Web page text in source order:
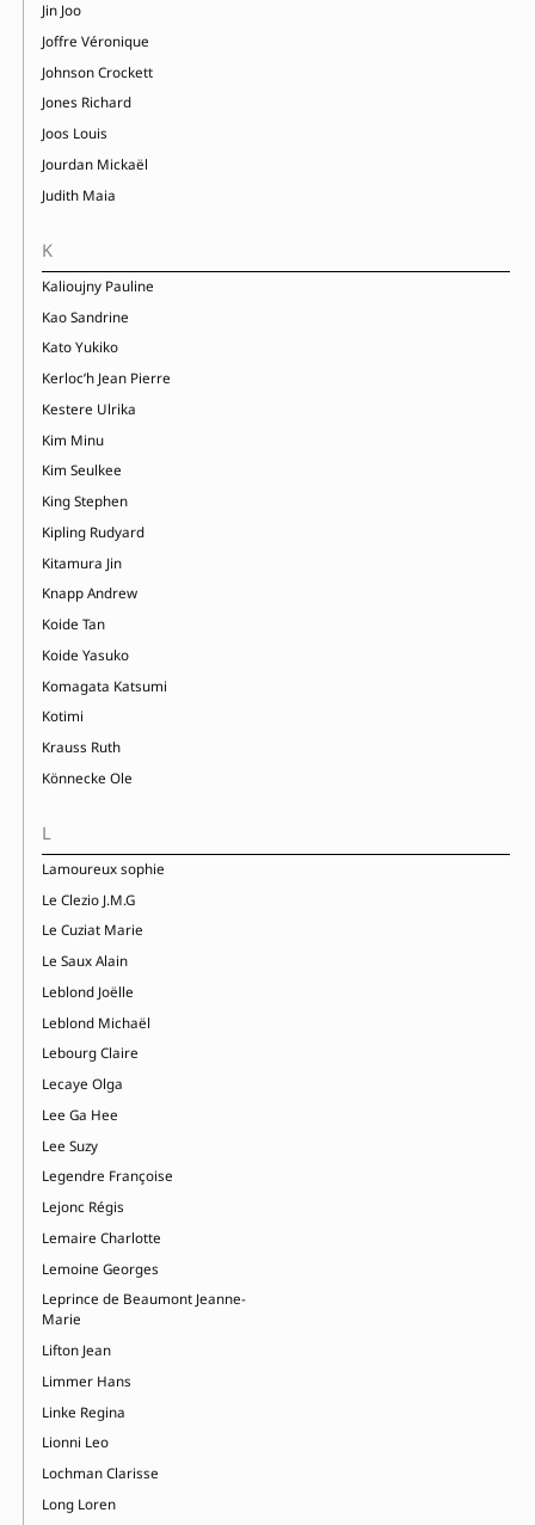
Jin Joo
Joffre Véronique
Johnson Crockett
Jones Richard
Joos Louis
Jourdan Mickaël
Judith Maia
K
Kalioujny Pauline
Kao Sandrine
Kato Yukiko
Kerloc’h Jean Pierre
Kestere Ulrika
Kim Minu
Kim Seulkee
King Stephen
Kipling Rudyard
Kitamura Jin
Knapp Andrew
Koide Tan
Koide Yasuko
Komagata Katsumi
Kotimi
Krauss Ruth
Könnecke Ole
L
Lamoureux sophie
Le Clezio J.M.G
Le Cuziat Marie
Le Saux Alain
Leblond Joëlle
Leblond Michaël
Lebourg Claire
Lecaye Olga
Lee Ga Hee
Lee Suzy
Legendre Françoise
Lejonc Régis
Lemaire Charlotte
Lemoine Georges
Leprince de Beaumont Jeanne-
Marie
Lifton Jean
Limmer Hans
Linke Regina
Lionni Leo
Lochman Clarisse
Long Loren